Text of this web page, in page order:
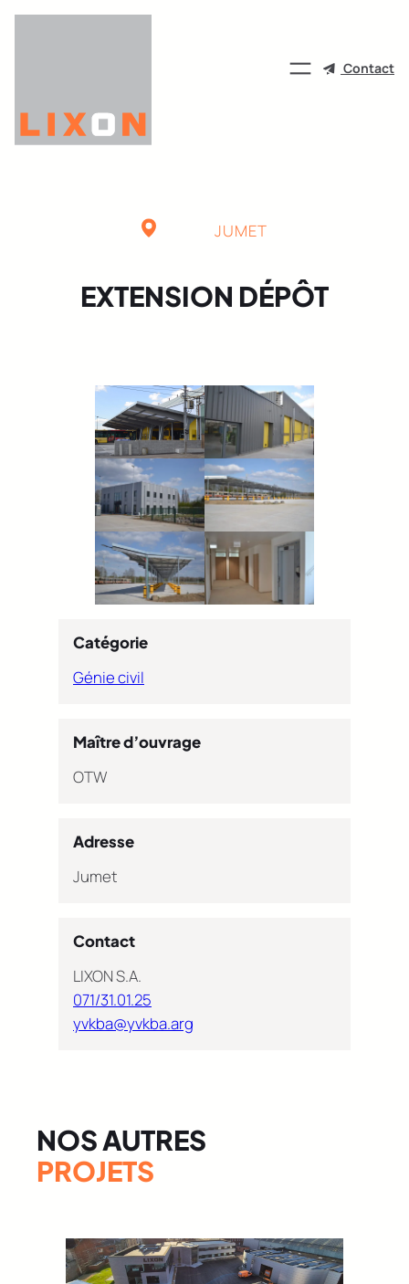
Aller
Contact
JUMET
EXTENSION DÉPÔT
Catégorie
Génie civil
Maître d’ouvrage
OTW
Adresse
Jumet
Contact
LIXON S.A.
071/31.01.25
yvkba@yvkba.arg
NOS AUTRES
PROJETS